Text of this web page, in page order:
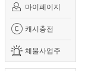
마이페이지
캐시충전
체불사업주